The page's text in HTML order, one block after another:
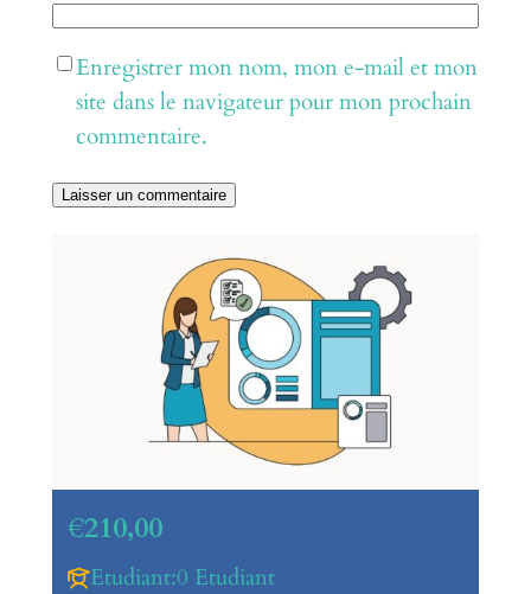
Enregistrer mon nom, mon e-mail et mon
site dans le navigateur pour mon prochain
commentaire.
€210,00
Etudiant:0 Etudiant